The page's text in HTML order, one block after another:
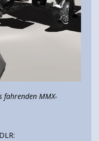
fahrenden MMX-